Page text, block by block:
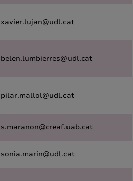
xavier.lujan@udl.cat
belen.lumbierres@udl.cat
pilar.mallol@udl.cat
s.maranon@creaf.uab.cat
sonia.marin@udl.cat